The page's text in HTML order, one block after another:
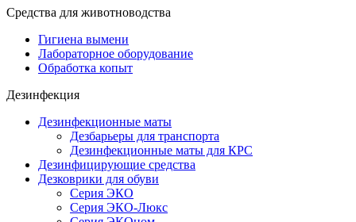
Средства для животноводства
Гигиена вымени
Лабораторное оборудование
Обработка копыт
Дезинфекция
Дезинфекционные маты
Дезбарьеры для транспорта
Дезинфекционные маты для КРС
Дезинфицирующие средства
Дезковрики для обуви
Серия ЭКО
Серия ЭКО-Люкс